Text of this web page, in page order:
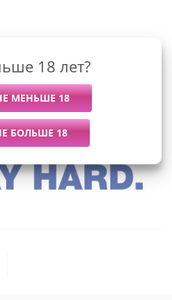
момент нет активных
18 лет?